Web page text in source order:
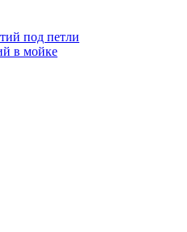
под петли
в мойке